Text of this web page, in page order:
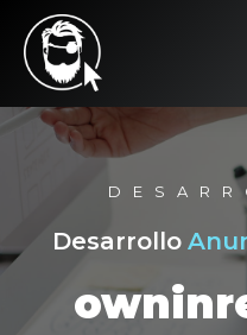
Desarrollo